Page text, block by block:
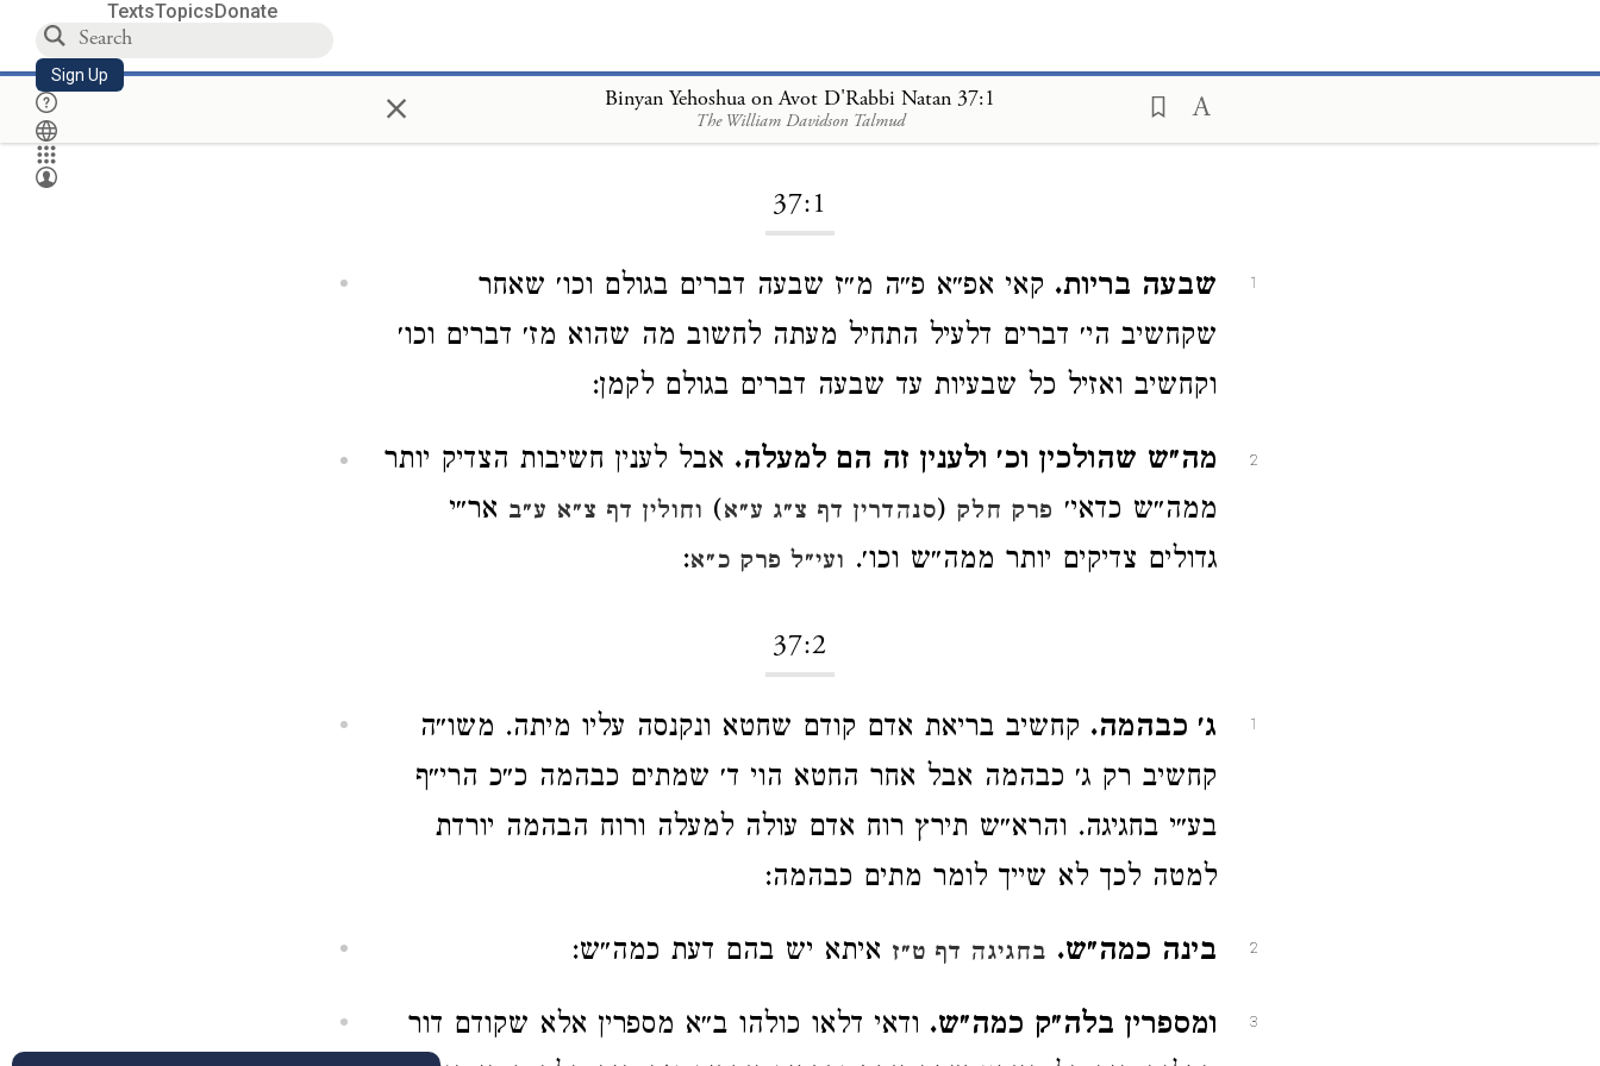
TextsTopicsDonate
Sign Up × Binyan Yehoshua on Avot D'Rabbi Natan 37:1
The William Davidson Talmud
Loading...
37:1
1 שבעה בריות. קאי אפ״א פ״ה מ״ז שבעה דברים בגולם וכו׳ שאחר
שקחשיב הי׳ דברים דלעיל התחיל מעתה לחשוב מה שהוא מז׳ דברים וכו׳
וקחשיב ואזיל כל שבעיות עד שבעה דברים בגולם לקמן:
2 מה״ש שהולכין וכ׳ ולענין זה הם למעלה. אבל לענין חשיבות הצדיק יותר
ממה״ש כדאי׳ פרק חלק (סנהדרין דף צ״ג ע״א) וחולין דף צ״א ע״ב אר״י
גדולים צדיקים יותר ממה״ש וכו׳. ועי״ל פרק כ״א:
37:2
1 ג׳ כבהמה. קחשיב בריאת אדם קודם שחטא ונקנסה עליו מיתה. משו״ה
קחשיב רק ג׳ כבהמה אבל אחר החטא הוי ד׳ שמתים כבהמה כ״כ הרי״ף
בע״י בחגיגה. והרא״ש תירץ רוח אדם עולה למעלה ורוח הבהמה יורדת
למטה לכך לא שייך לומר מתים כבהמה:
2 בינה כמה״ש. בחגיגה דף ט״ז איתא יש בהם דעת כמה״ש:
3 ומספרין בלה״ק כמה״ש. ודאי דלאו כולהו ב״א מספרין אלא שקודם דור